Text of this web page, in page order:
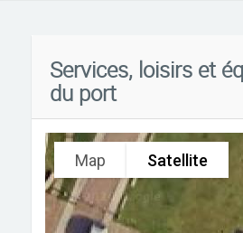
Services, loisirs et
du port
Map Satellite